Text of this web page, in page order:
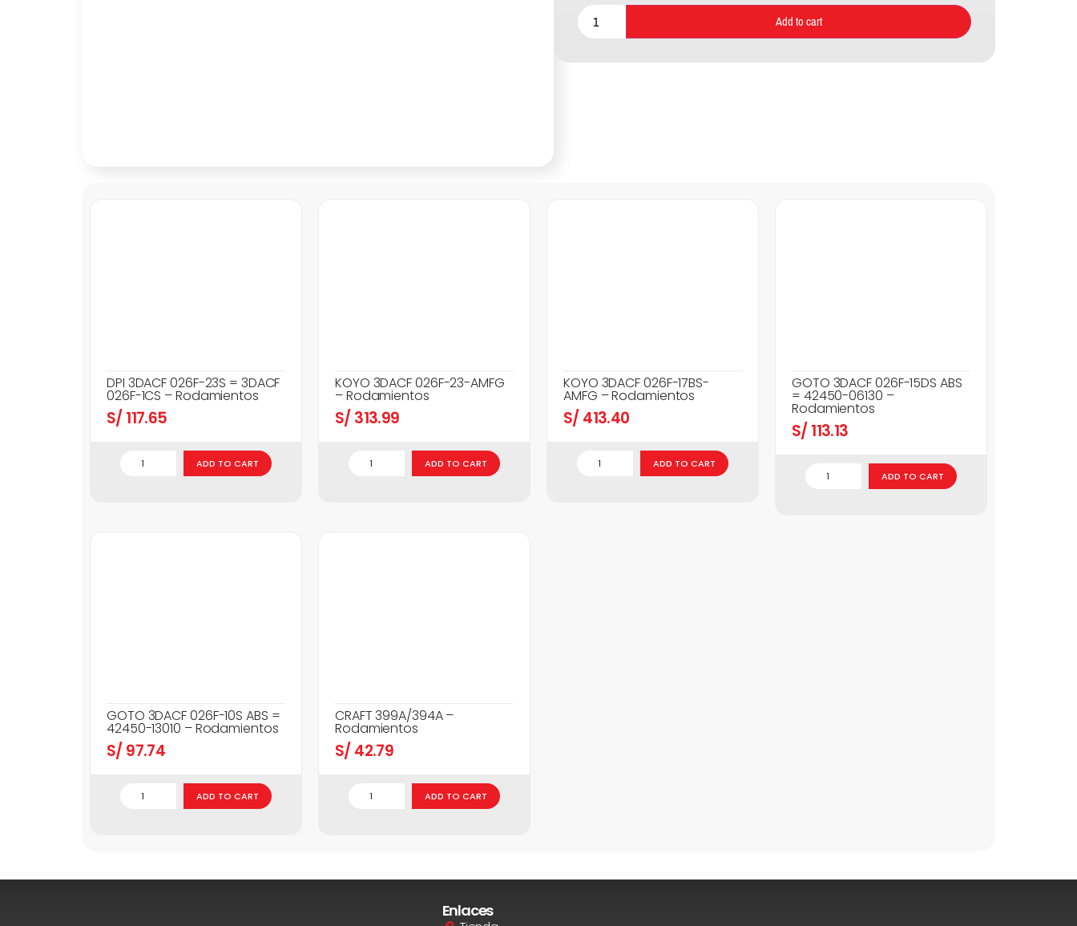
Add to cart
DPI 3DACF 026F-23S = 3DACF
026F-1CS – Rodamientos
S/ 117.65
ADD TO CART
KOYO 3DACF 026F-23-AMFG
– Rodamientos
S/ 313.99
ADD TO CART
KOYO 3DACF 026F-17BS-
AMFG – Rodamientos
S/ 413.40
ADD TO CART
GOTO 3DACF 026F-15DS ABS
= 42450-06130 –
Rodamientos
S/ 113.13
ADD TO CART
GOTO 3DACF 026F-10S ABS =
42450-13010 – Rodamientos
S/ 97.74
ADD TO CART
CRAFT 399A/394A –
Rodamientos
S/ 42.79
ADD TO CART
Enlaces